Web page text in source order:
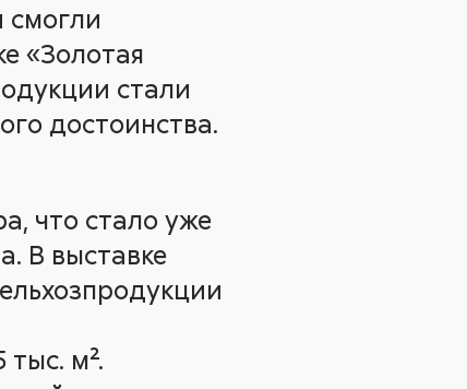
смогли
«Золотая
стали
достоинства.
что стало уже
В выставке
м².